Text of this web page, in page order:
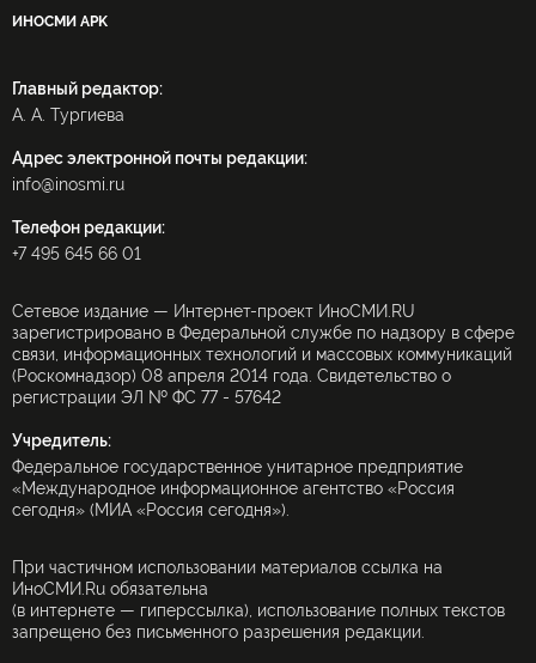
ИНОСМИ APK
Главный редактор:
А. А. Тургиева
Адрес электронной почты редакции:
info@inosmi.ru
Телефон редакции:
+7 495 645 66 01
Сетевое издание — Интернет-проект ИноСМИ.RU
зарегистрировано в Федеральной службе по надзору в сфере
связи, информационных технологий и массовых коммуникаций
(Роскомнадзор) 08 апреля 2014 года. Свидетельство о
регистрации ЭЛ № ФС 77 - 57642
Учредитель:
Федеральное государственное унитарное предприятие
«Международное информационное агентство «Россия
сегодня» (МИА «Россия сегодня»).
При частичном использовании материалов ссылка на
ИноСМИ.Ru обязательна
(в интернете — гиперссылка), использование полных текстов
запрещено без письменного разрешения редакции.